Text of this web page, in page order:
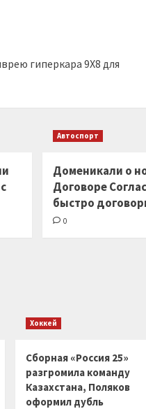
гиперкара 9Х8 для
Автоспорт
Доменикали о
Договоре
быстро
0
Хоккей
Сборная «Россия 25»
разгромила команду
Казахстана, Поляков
оформил дубль